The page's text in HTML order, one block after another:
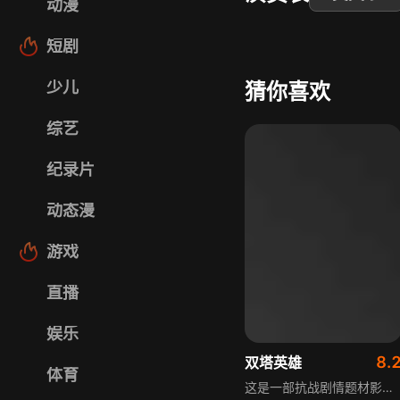
动漫
短剧
少儿
综艺
纪录片
动态漫
游戏
直播
娱乐
体育
猜你喜欢
双塔英雄
这是一部抗战剧情题材影片，以1945年抗日战争末期为背景，讲述冀热辽军区为配合苏联红军反攻承德，派出连长张峻开展里应外合作战的故事，途中张峻智擒伪军队长吴德全，迫使其据点缴械，他利用汉奸闫世昌强娶赵佳慧之机设伏，歼灭日伪数人，佳慧击毙杀父仇人小林，手刃汉奸闫世昌。